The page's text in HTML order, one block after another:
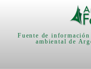
Fuente de
ambiental de